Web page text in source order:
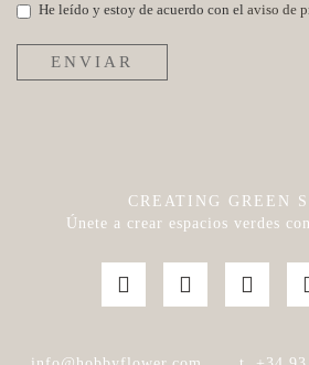
He leído y estoy de acuerdo con el aviso de
ENVIAR
CREATING GREEN
Únete a crear espacios verdes